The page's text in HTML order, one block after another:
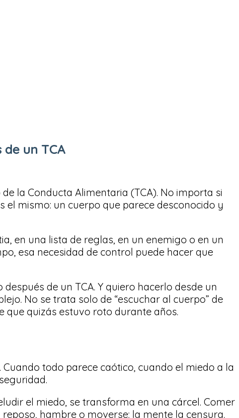
un TCA
la Conducta Alimentaria (TCA). No importa si
mismo: un cuerpo que parece desconocido y
en una lista de reglas, en un enemigo o en un
esa necesidad de control puede hacer que
de un TCA. Y quiero hacerlo desde un
No se trata solo de “escuchar al cuerpo” de
que quizás estuvo roto durante años.
todo parece caótico, cuando el miedo a la
el miedo, se transforma en una cárcel. Comer
hambre o moverse: la mente la censura.